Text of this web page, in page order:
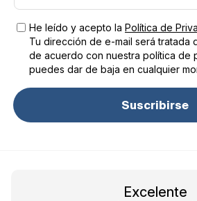
He leído y acepto la Política de
Tu dirección de e-mail será tratada
de acuerdo con nuestra política de
puedes dar de baja en cualquier
Suscribirse
Excelente